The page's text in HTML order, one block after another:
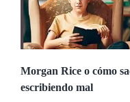
Morgan Rice o cómo
escribiendo mal